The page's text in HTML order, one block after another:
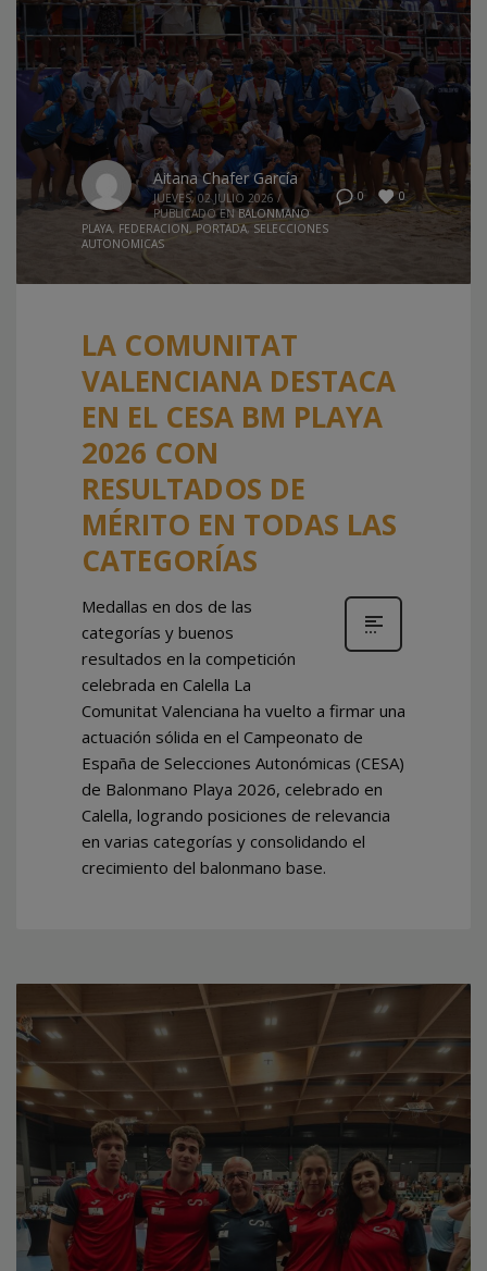
0 0
Aitana Chafer García
JUEVES, 02 JULIO 2026 /
PUBLICADO EN BALONMANO
PLAYA, FEDERACION, PORTADA, SELECCIONES
AUTONOMICAS
LA COMUNITAT
VALENCIANA DESTACA
EN EL CESA BM PLAYA
2026 CON
RESULTADOS DE
MÉRITO EN TODAS LAS
CATEGORÍAS
Medallas en dos de las
categorías y buenos
resultados en la competición
celebrada en Calella La
Comunitat Valenciana ha vuelto a firmar una
actuación sólida en el Campeonato de
España de Selecciones Autonómicas (CESA)
de Balonmano Playa 2026, celebrado en
Calella, logrando posiciones de relevancia
en varias categorías y consolidando el
crecimiento del balonmano base.